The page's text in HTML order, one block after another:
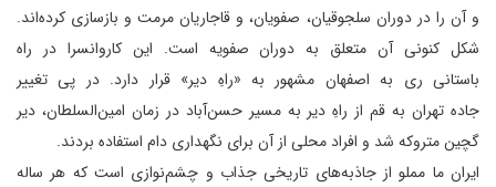
و آن را در دوران سلجوقیان، صفویان، و قاجاریان مرمت و بازسازی کرده‌اند.
شکل کنونی آن متعلق به دوران صفویه است. این کاروانسرا در راه
باستانی ری به اصفهان مشهور به «راهِ دیر» قرار دارد. در پی تغییر
جاده تهران به قم از راهِ دیر به مسیر حسن‌آباد در زمان امین‌السلطان، دیر
گچین متروکه شد و افراد محلی از آن برای نگهداری دام استفاده بردند.
ایران ما مملو از جاذبه‌های تاریخی جذاب و چشم‌نوازی است که هر ساله